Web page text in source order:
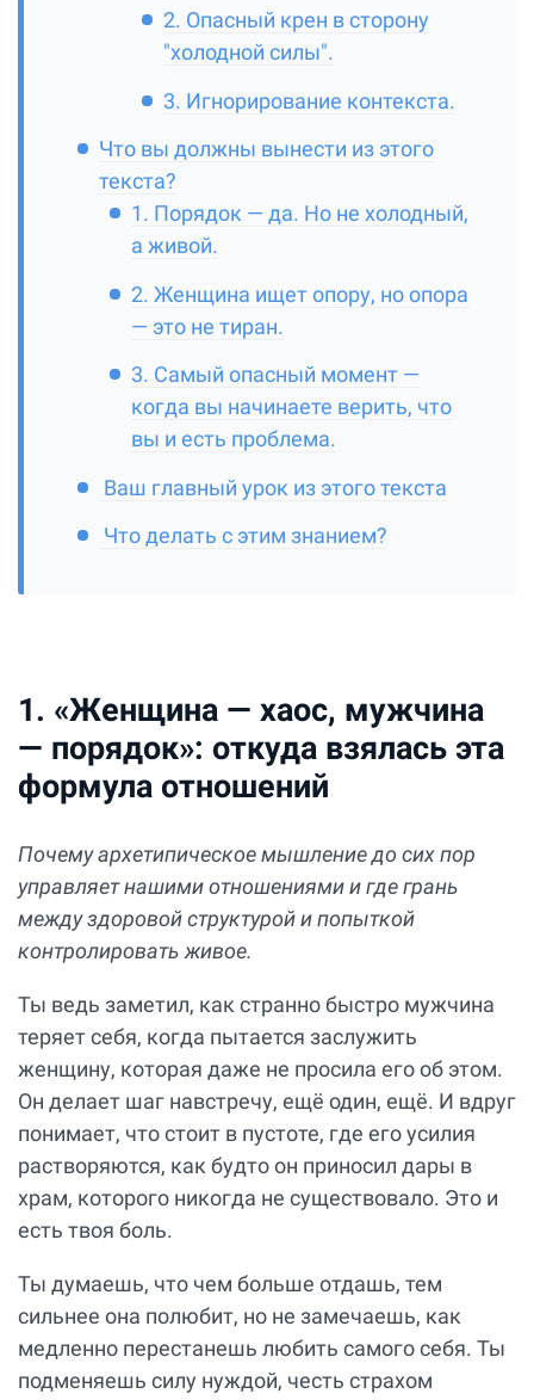
2. Опасный крен в сторону
"холодной силы".
3. Игнорирование контекста.
Что вы должны вынести из этого
текста?
1. Порядок — да. Но не холодный,
а живой.
2. Женщина ищет опору, но опора
— это не тиран.
3. Самый опасный момент —
когда вы начинаете верить, что
вы и есть проблема.
Ваш главный урок из этого текста
Что делать с этим знанием?
1. «Женщина — хаос, мужчина
— порядок»: откуда взялась эта
формула отношений
Почему архетипическое мышление до сих пор
управляет нашими отношениями и где грань
между здоровой структурой и попыткой
контролировать живое.
Ты ведь заметил, как странно быстро мужчина
теряет себя, когда пытается заслужить
женщину, которая даже не просила его об этом.
Он делает шаг навстречу, ещё один, ещё. И вдруг
понимает, что стоит в пустоте, где его усилия
растворяются, как будто он приносил дары в
храм, которого никогда не существовало. Это и
есть твоя боль.
Ты думаешь, что чем больше отдашь, тем
сильнее она полюбит, но не замечаешь, как
медленно перестанешь любить самого себя. Ты
подменяешь силу нуждой, честь страхом